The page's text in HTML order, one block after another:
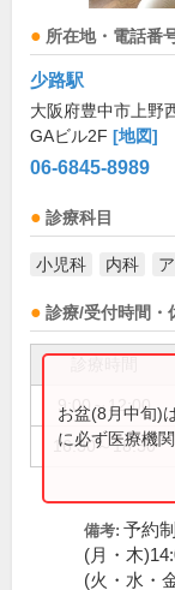
所在地・電話番
少路駅
大阪府豊中市上野
GAビル2F [地図]
06-6845-8989
診療科目
小児科 内科
診療/受付時間・
9:00～12:00
16:30～18:30
お盆(8月中旬)
に必ず医療機
備考: 予約
(月・木
(火・水・